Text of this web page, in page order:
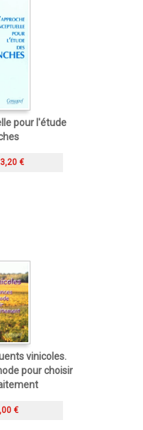
pour l'étude
€
vinicoles.
pour choisir
€